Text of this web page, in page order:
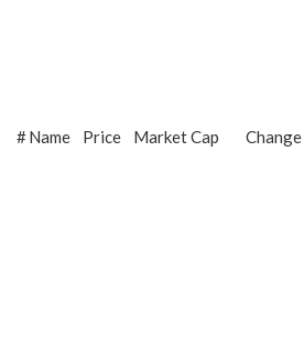
#Name Price Market Cap Change